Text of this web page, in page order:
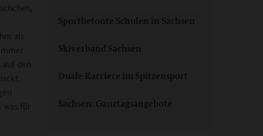
als
den
für
Sportbetonte Schulen in Sachsen
Skiverband Sachsen
Duale Karriere im Spitzensport
Sachsen: Ganztagsangebote